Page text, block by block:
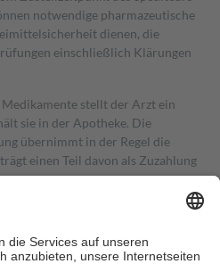
notwendige pharmazeutische
dienen, die
einschließlich Klärungen
stellt der Arzt ein
sie in der Apotheke. Die
übernimmt in der Regel die
einen Teil davon als Zuzahlung
Zuzahlungen in Höhe von zehn
nie mehr als die tatsächlichen